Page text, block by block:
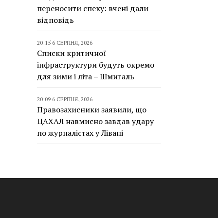
переносити спеку: вчені дали
відповідь
20:15 6 СЕРПНЯ, 2026
Списки критичної
інфраструктури будуть окремо
для зими і літа – Шмигаль
20:09 6 СЕРПНЯ, 2026
Правозахисники заявили, що
ЦАХАЛ навмисно завдав удару
по журналістах у Лівані